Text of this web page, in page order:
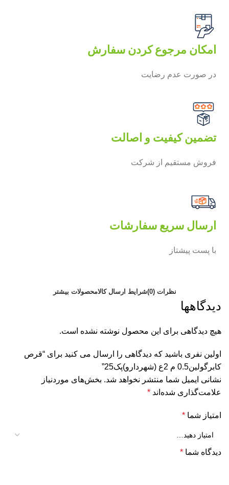
امکان مرجوع کردن سفارش
در صورت عدم رضایت
تضمین کیفیت و اصالت
فروش مستقیم از شرکت
ارسال سریع سفارشات
با پست پیشتاز
نظرات (0) شرایط ارسال کالامحصولات بیشتر
دیدگاهها
هیچ دیدگاهی برای این محصول نوشته نشده است.
اولین نفری باشید که دیدگاهی را ارسال می کنید برای “قرص
کابرگولین0.5 م 2ع (شهردارو)پک25”
نشانی ایمیل شما منتشر نخواهد شد. بخش‌های موردنیاز
علامت‌گذاری شده‌اند *
امتیاز شما *
دیدگاه شما *